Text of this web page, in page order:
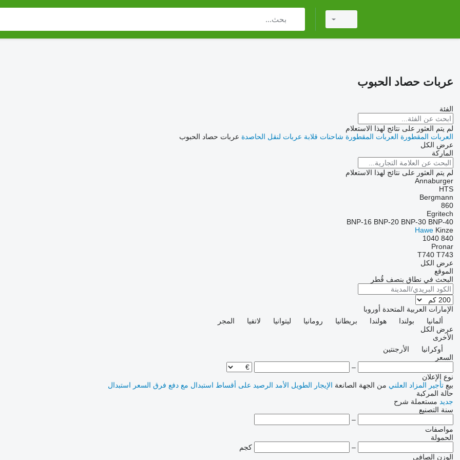
عربات حصاد الحبوب
الفئة
لم يتم العثور على نتائج لهذا الاستعلام
العربات المقطورة العربات المقطورة شاحنات قلابة عربات لنقل الحاصدة عربات حصاد الحبوب
عرض الكل
الماركة
لم يتم العثور على نتائج لهذا الاستعلام
Annaburger
HTS
Bergmann
860
Egritech
BNP-16 BNP-20 BNP-30 BNP-40
Hawe Kinze
840
1040
Pronar
T740 T743
عرض الكل
الموقع
البحث في نطاق بنصف قُطر
الإمارات العربية المتحدة أوروبا
ألمانيا
بولندا هولندا بريطانيا رومانيا ليتوانيا لاتفيا
المجر
عرض الكل
الأخرى
أوكرانيا
الأرجنتين
السعر
–
نوع الإعلان
بيع تأجير المزاد العلني من الجهة الصانعة الإيجار الطويل الأمد الرصيد على أقساط استبدال مع دفع فرق السعر استبدال
حالة المركبة
جديد مستعملة شرح
سنة التصنيع
–
مواصفات
الحمولة
–
كجم
الوزن الصافي